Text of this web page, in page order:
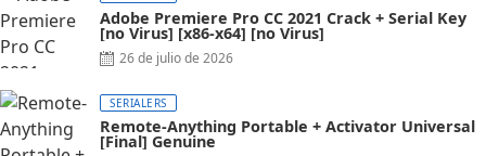
Adobe Premiere Pro CC 2021 Crack + Serial Key
[no Virus] [x86-x64] [no Virus]
26 de julio de 2026
SERIALERS
Remote-Anything Portable + Activator Universal
[Final] Genuine